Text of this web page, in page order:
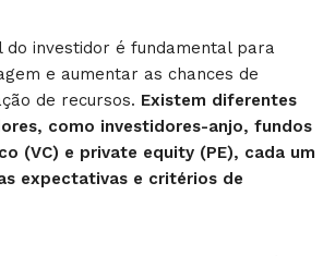
do investidor é fundamental para
e aumentar as chances de
de recursos. Existem diferentes
como investidores-anjo, fundos
(VC) e private equity (PE), cada um
expectativas e critérios de